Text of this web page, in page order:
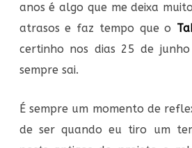
anos é algo que me deixa
atrasos e faz tempo que o
certinho nos dias 25 de
sempre sai.
É sempre um momento de
de ser quando eu tiro um